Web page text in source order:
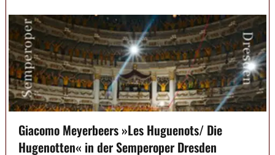
Giacomo Meyerbeers »Les Huguenots/ Die
Hugenotten« in der Semperoper Dresden